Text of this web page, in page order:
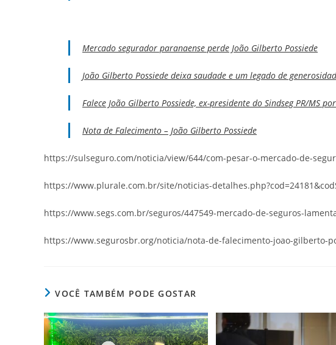
Mercado segurador paranaense perde João Gilberto Possiede
João Gilberto Possiede deixa saudade e um legado de
Falece João Gilberto Possiede, ex-presidente do Sindseg PR/MS
Nota de Falecimento – João Gilberto Possiede
https://sulseguro.com/noticia/view/644/com-pesar-o-mercado-de-
https://www.plurale.com.br/site/noticias-
https://www.segs.com.br/seguros/447549-mercado-de-seguros-
https://www.segurosbr.org/noticia/nota-de-falecimento-joao-gilberto-
VOCÊ TAMBÉM PODE GOSTAR